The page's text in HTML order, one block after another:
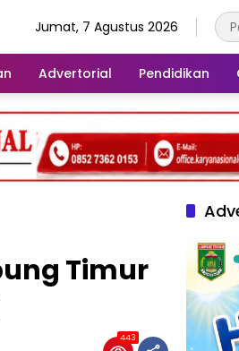
Jumat, 7 Agustus 2026
Advertorial Pendidikan
Timur
443